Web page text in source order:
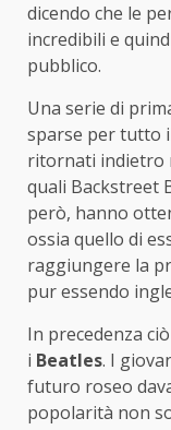
dicendo che le
incredibili e
pubblico.
Una serie di
sparse per tutto
ritornati indietro
quali Backstreet
però, hanno
ossia quello di
raggiungere la
pur essendo
In precedenza
i Beatles. I
futuro roseo
popolarità non